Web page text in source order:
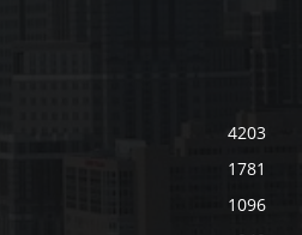
4203
1781
1096